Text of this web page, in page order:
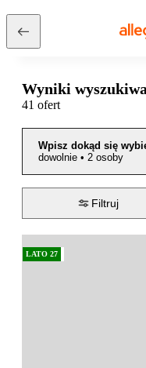
Wyniki
41 ofert
Wpisz dokąd się
dowolnie • 2 osoby
Filtruj
LATO 27